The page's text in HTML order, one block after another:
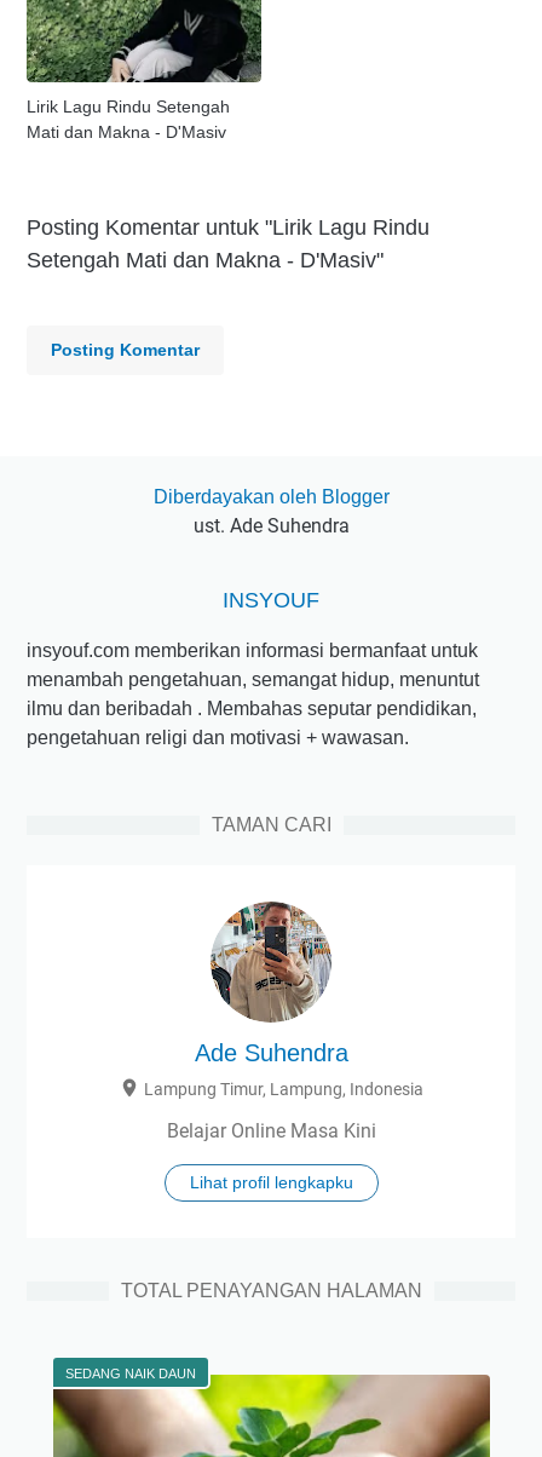
Lirik Lagu Rindu Setengah
Mati dan Makna - D'Masiv
Posting Komentar untuk "Lirik Lagu Rindu
Setengah Mati dan Makna - D'Masiv"
Posting Komentar
Diberdayakan oleh Blogger
ust. Ade Suhendra
INSYOUF
insyouf.com memberikan informasi bermanfaat untuk
menambah pengetahuan, semangat hidup, menuntut
ilmu dan beribadah . Membahas seputar pendidikan,
pengetahuan religi dan motivasi + wawasan.
TAMAN CARI
Ade Suhendra
Lampung Timur, Lampung, Indonesia
Belajar Online Masa Kini
Lihat profil lengkapku
TOTAL PENAYANGAN HALAMAN
SEDANG NAIK DAUN